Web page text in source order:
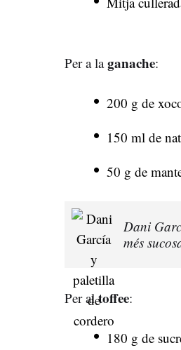
Per a laganache:
200 g de
150 ml de
50 g de
Dani
més
Per altoffee:
180 g de